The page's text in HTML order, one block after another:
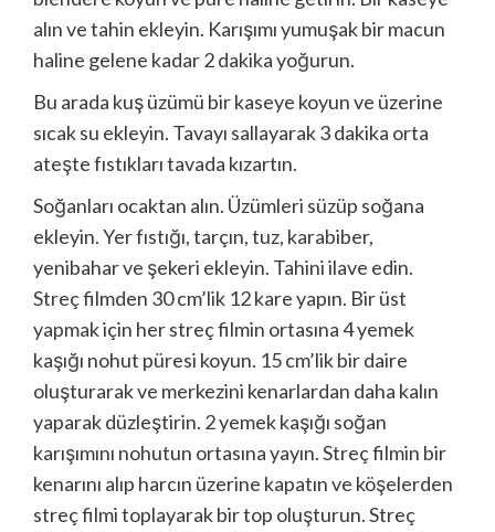
alın ve tahin ekleyin. Karışımı yumuşak bir macun
haline gelene kadar 2 dakika yoğurun.
Bu arada kuş üzümü bir kaseye koyun ve üzerine
sıcak su ekleyin. Tavayı sallayarak 3 dakika orta
ateşte fıstıkları tavada kızartın.
Soğanları ocaktan alın. Üzümleri süzüp soğana
ekleyin. Yer fıstığı, tarçın, tuz, karabiber,
yenibahar ve şekeri ekleyin. Tahini ilave edin.
Streç filmden 30 cm’lik 12 kare yapın. Bir üst
yapmak için her streç filmin ortasına 4 yemek
kaşığı nohut püresi koyun. 15 cm’lik bir daire
oluşturarak ve merkezini kenarlardan daha kalın
yaparak düzleştirin. 2 yemek kaşığı soğan
karışımını nohutun ortasına yayın. Streç filmin bir
kenarını alıp harcın üzerine kapatın ve köşelerden
streç filmi toplayarak bir top oluşturun. Streç